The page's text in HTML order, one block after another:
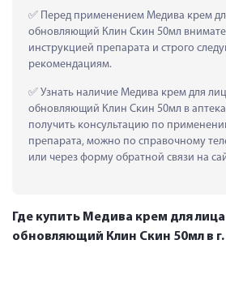
Перед применением Медива крем
обновляющий Клин Скин 50мл
инструкцией препарата и строго
рекомендациям.
Узнать наличие Медива крем для
обновляющий Клин Скин 50мл в
получить консультацию по
препарата, можно по справочному
или через форму обратной связи на
Где купить Медива крем для
обновляющий Клин Скин 50мл в